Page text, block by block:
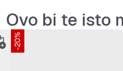
Ovo bi te isto
-20%